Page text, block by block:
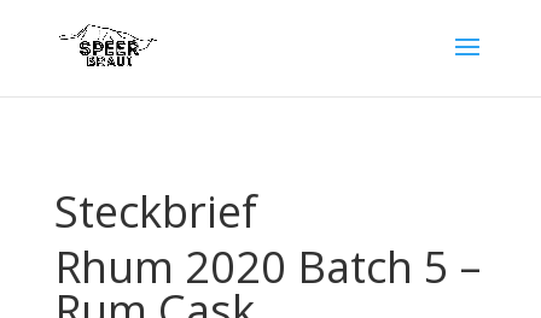
Steckbrief
Rhum 2020 Batch 5 –